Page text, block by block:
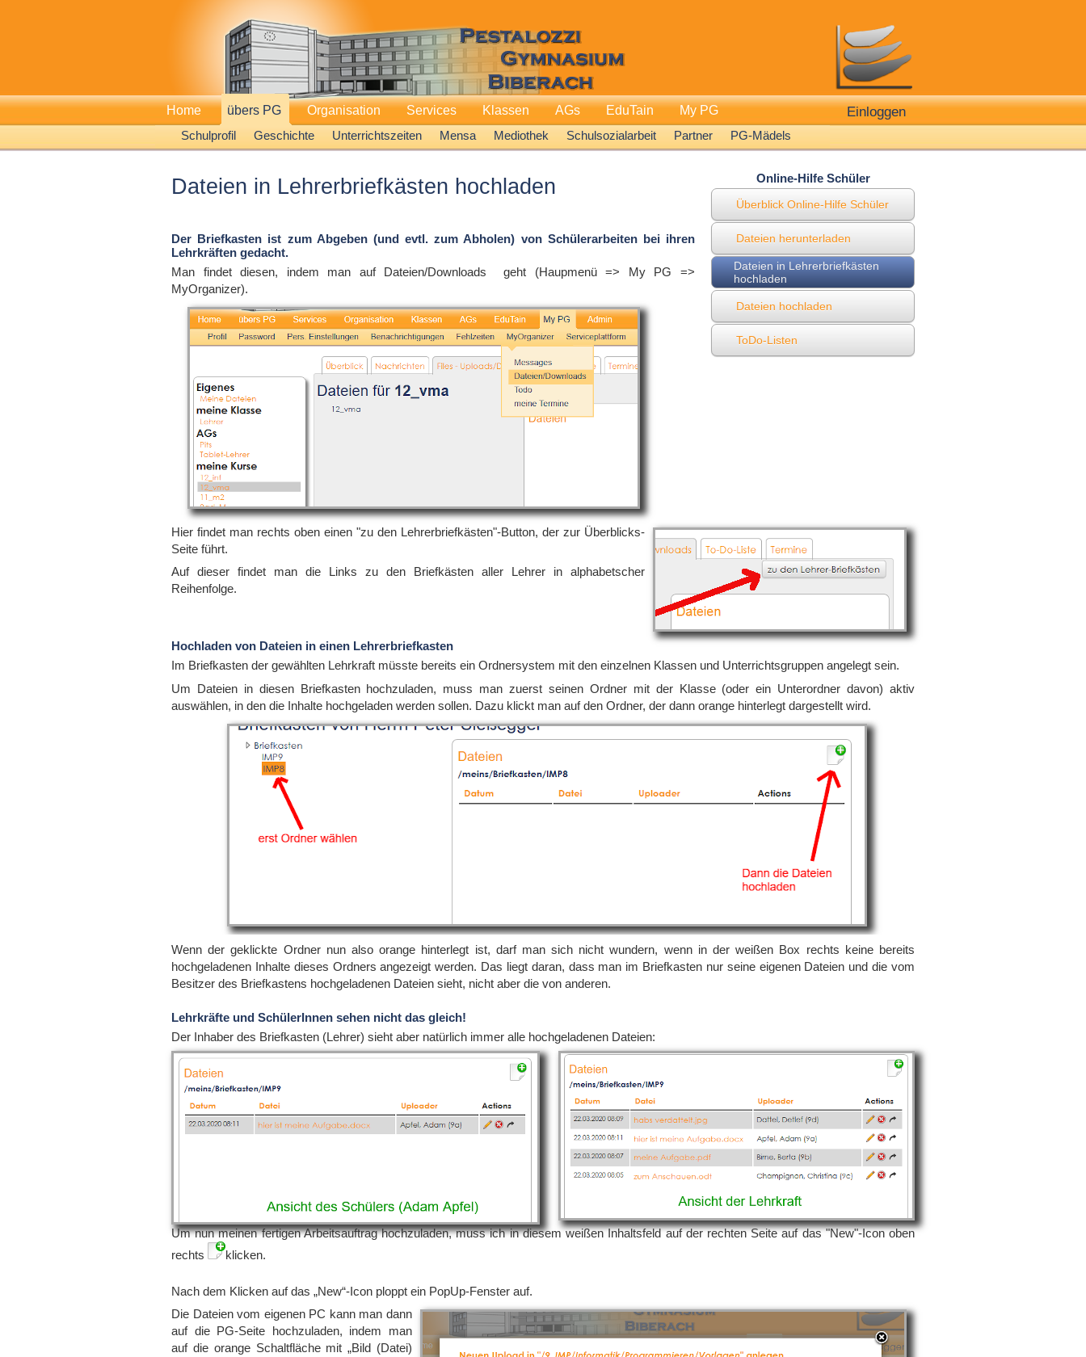
Home
übers PG
Schulprofil
Geschichte Unterrichtszeiten Mensa Mediothek Schulsozialarbeit Partner PG-Mädels
Organisation Services Klassen AGs EduTain My PG Einloggen
Online-Hilfe Schüler
Überblick Online-Hilfe Schüler
Dateien herunterladen
Dateien in Lehrerbriefkästen
hochladen
Dateien hochladen
ToDo-Listen
Dateien in Lehrerbriefkästen hochladen
Der Briefkasten ist zum Abgeben (und evtl. zum Abholen) von Schülerarbeiten bei ihren
Lehrkräften gedacht.
Man findet diesen, indem man auf Dateien/Downloads geht (Haupmenü => My PG =>
MyOrganizer).
Hier findet man rechts oben einen "zu den Lehrerbriefkästen"-Button, der zur Überblicks-
Seite führt.
Auf dieser findet man die Links zu den Briefkästen aller Lehrer in alphabetscher
Reihenfolge.
Hochladen von Dateien in einen Lehrerbriefkasten
Im Briefkasten der gewählten Lehrkraft müsste bereits ein Ordnersystem mit den einzelnen Klassen und Unterrichtsgruppen angelegt sein.
Um Dateien in diesen Briefkasten hochzuladen, muss man zuerst seinen Ordner mit der Klasse (oder ein Unterordner davon) aktiv
auswählen, in den die Inhalte hochgeladen werden sollen. Dazu klickt man auf den Ordner, der dann orange hinterlegt dargestellt wird.
Wenn der geklickte Ordner nun also orange hinterlegt ist, darf man sich nicht wundern, wenn in der weißen Box rechts keine bereits
hochgeladenen Inhalte dieses Ordners angezeigt werden. Das liegt daran, dass man im Briefkasten nur seine eigenen Dateien und die vom
Besitzer des Briefkastens hochgeladenen Dateien sieht, nicht aber die von anderen.
Lehrkräfte und SchülerInnen sehen nicht das gleich!
Der Inhaber des Briefkasten (Lehrer) sieht aber natürlich immer alle hochgeladenen Dateien:
Um nun meinen fertigen Arbeitsauftrag hochzuladen, muss ich in diesem weißen Inhaltsfeld auf der rechten Seite auf das "New"-Icon oben
rechts
klicken.
Nach dem Klicken auf das „New“-Icon ploppt ein PopUp-Fenster auf.
Die Dateien vom eigenen PC kann man dann
auf die PG-Seite hochzuladen, indem man
auf die orange Schaltfläche mit „Bild (Datei)